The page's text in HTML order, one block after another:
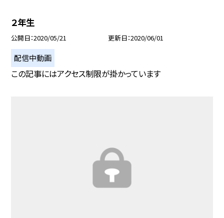
２年生
公開日 2020/05/21 更新日 2020/06/01
配信中動画
この記事にはアクセス制限が掛かっています